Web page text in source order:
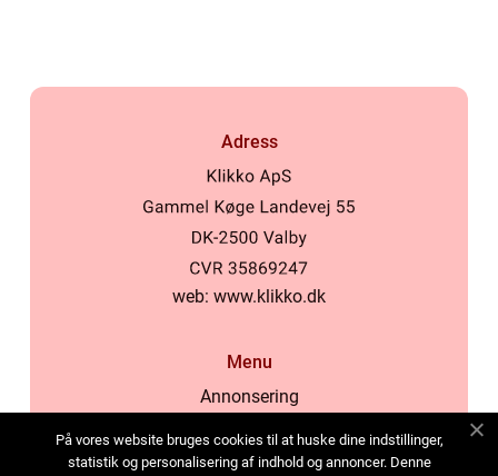
Adress
web: www.klikko.dk
Menu
Annonsering
Cookies
På vores website bruges cookies til at huske dine indstillinger,
statistik og personalisering af indhold og annoncer. Denne